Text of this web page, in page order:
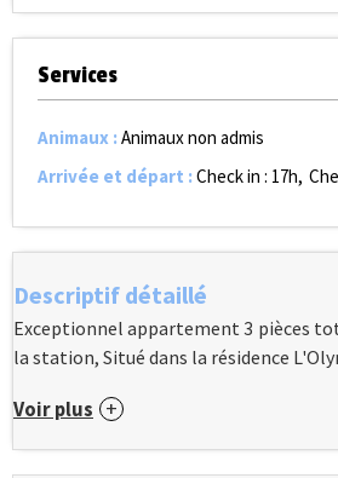
Services
Animaux :Animaux non admis
Arrivée et départ :Check in : 17h
Descriptif détaillé
Exceptionnel appartement 3 pièces
la station, Situé dans la résidence
Voir plus